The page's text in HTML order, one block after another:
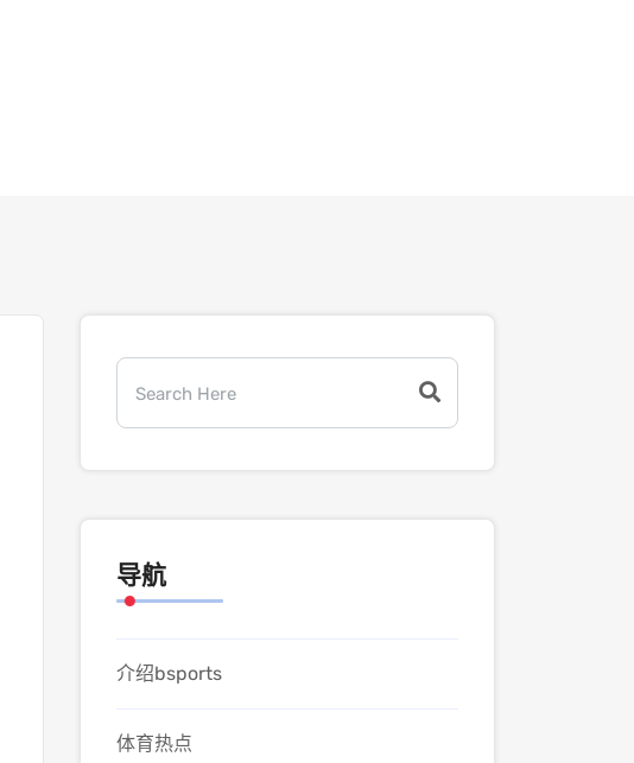
导航
介绍bsports
体育热点